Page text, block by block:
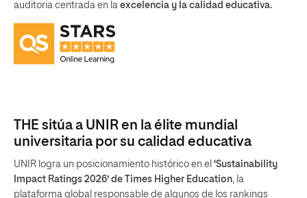
auditoria centrada en la excelencia y la calidad educativa.
THE sitúa a UNIR en la élite mundial
universitaria por su calidad educativa
UNIR logra un posicionamiento histórico en el ‘Sustainability
Impact Ratings 2026’ de Times Higher Education , la
plataforma global responsable de algunos de los rankings